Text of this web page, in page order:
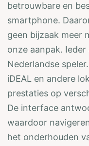
betrouwbare en
smartphone.
geen bijzaak meer
onze aanpak.
Nederlandse
iDEAL en andere
prestaties op
De interface
waardoor
het onderhouden